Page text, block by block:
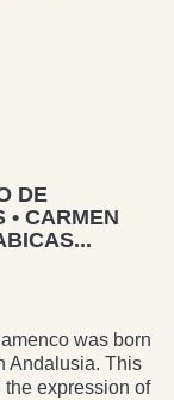
DE
• CARMEN
was born
Andalusia. This
expression of